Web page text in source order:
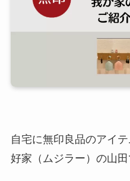
自宅に無印良品のアイ
好家（ムジラー）の山田